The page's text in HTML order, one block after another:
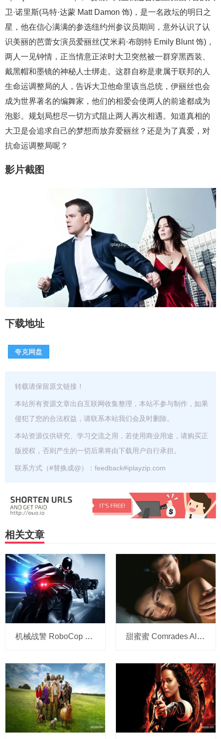
卫·诺里斯(马特·达蒙 Matt Damon 饰)，是一名政坛的明日之
星，他在信心满满的参选纽约州参议员期间，意外认识了认
识美丽的芭蕾女演员爱丽丝(艾米莉·布朗特 Emily Blunt 饰)，
两人一见钟情，正当情意正浓时大卫突然被一群穿黑西装、
戴黑帽和墨镜的神秘人士绑走。这群自称是隶属于联邦的人
生命运调整局的人，告诉大卫他命里该当总统，伊丽丝也会
成为世界著名的编舞家，他们的相爱会使两人的前途都成为
泡影。规划局想尽一切方式阻止两人再次相遇。知道真相的
大卫是会追求自己的梦想而放弃爱丽丝？还是为了真爱，对
抗命运调整局呢？
影片截图
下载地址
夸克网盘
转载请保留原文链接！
本站所有资源文章出自互联网收集整理，本站不参与制作，如果
侵犯了您的合法权益，请联系本站我们会及时删除。
本站资源仅供研究、学习交流之用，若使用商业用途，请购买正
版授权，否则产生的一切后果将由下载用户自行承担。
联系方式（#替换成@）：feedback#iplayzip.com
相关文章
机械战警 RoboCop 2014 720p 中字 网盘下载 甜蜜蜜 Comrades Almost a Love Story 1996 BluRay 1080p 8.5G 高清 网盘下载